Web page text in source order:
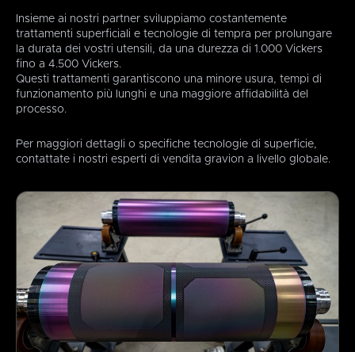
Insieme ai nostri partner sviluppiamo costantemente
trattamenti superficiali e tecnologie di tempra per prolungare
la durata dei vostri utensili, da una durezza di 1.000 Vickers
fino a 4.500 Vickers.
Questi trattamenti garantiscono una minore usura, tempi di
funzionamento più lunghi e una maggiore affidabilità del
processo.
Per maggiori dettagli o specifiche tecnologie di superficie,
contattate i nostri esperti di vendita gravion a livello globale.